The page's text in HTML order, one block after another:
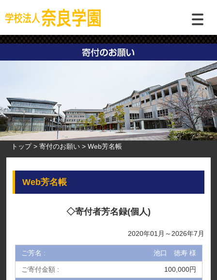
トップ 寄付のお願い Web芳名帳
Web芳名帳
◇寄付者芳名録(個人)
2020年01月～2026年7月
池口 徳寿 様
100,000円